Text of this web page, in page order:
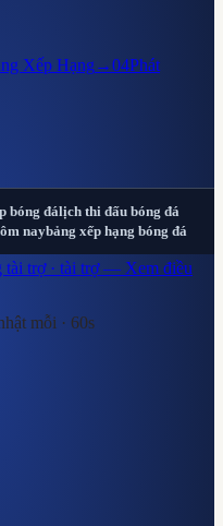
Xếp Hạng →04Phát
bóng đálịch thi đấu bóng đá
naybảng xếp hạng bóng đá
tài trợ · tài trợ — Xem điều
mỗi · 60s